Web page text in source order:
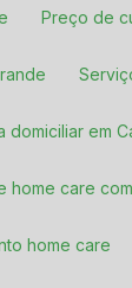
Preço de
domiciliar em
home care
home care